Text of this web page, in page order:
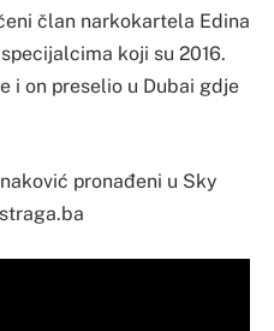
član narkokartela Edina
koji su 2016.
i on preselio u Dubai gdje
pronađeni u Sky